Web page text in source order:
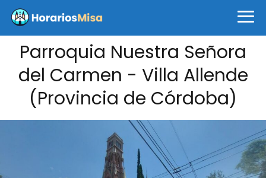
Parroquia Nuestra Señora
del Carmen - Villa Allende
(Provincia de Córdoba)